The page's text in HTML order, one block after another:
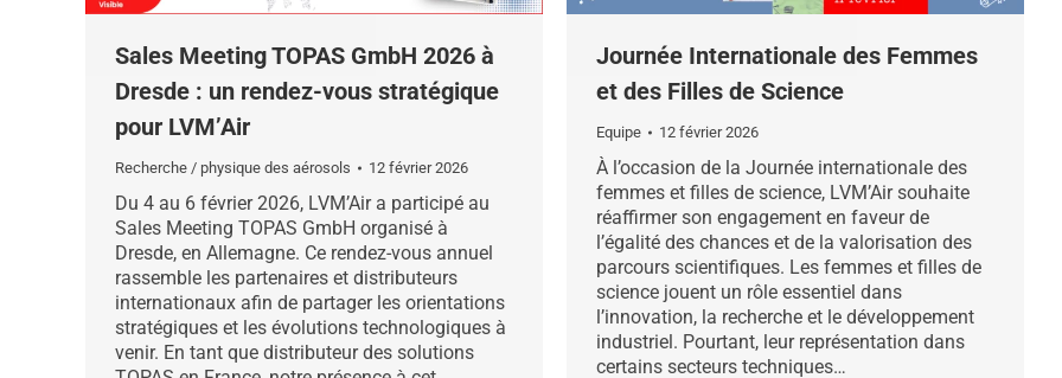
Sales Meeting TOPAS GmbH 2026 à
Dresde : un rendez-vous stratégique
pour LVM’Air
Recherche / physique des aérosols 12 février 2026
Du 4 au 6 février 2026, LVM’Air a participé au
Sales Meeting TOPAS GmbH organisé à
Dresde, en Allemagne. Ce rendez-vous annuel
rassemble les partenaires et distributeurs
internationaux afin de partager les orientations
stratégiques et les évolutions technologiques à
venir. En tant que distributeur des solutions
Journée Internationale des Femmes
et des Filles de Science
Equipe 12 février 2026
À l’occasion de la Journée internationale des
femmes et filles de science, LVM’Air souhaite
réaffirmer son engagement en faveur de
l’égalité des chances et de la valorisation des
parcours scientifiques. Les femmes et filles de
science jouent un rôle essentiel dans
l’innovation, la recherche et le développement
industriel. Pourtant, leur représentation dans
certains secteurs techniques…